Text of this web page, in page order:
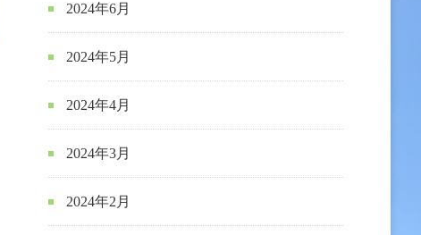
2024年6月
2024年5月
2024年4月
2024年3月
2024年2月